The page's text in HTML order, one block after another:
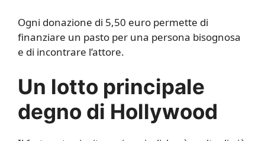
Ogni donazione di 5,50 euro permette di
finanziare un pasto per una persona bisognosa
e di incontrare l’attore.
Un lotto principale
degno di Hollywood